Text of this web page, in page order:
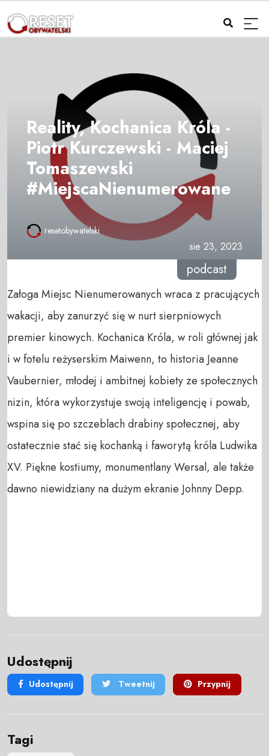
Reality, Kochanica Króla -
Piotr Kurczewski - Maciej
Tomaszewski
#MiejscaNienumerowane
resetobywatelski
sie 23, 2023
podcast
Załoga Miejsc Nienumerowanych wraca z pracujących
wakacji, aby zanurzyć się w nurt sierpniowych
premier kinowych. Kochanica Króla, w roli głównej jak
i w fotelu reżyserskim Maiwenn, to historia Jeanne
Vaubernier, młodej i ambitnej kobiety ze społecznych
nizin, która wykorzystuje swoją inteligencję i powab,
wspina się po szczeblach drabiny społecznej, aby
ostatecznie stać się kochanką i faworytą króla Ludwika
XV. Piękne kostiumy, monumentlany Wersal, ale także
dawno niewidziany na dużym ekranie Johnny Depp.
Udostępnij
Udostępnij Tweetnij Przypnij
Tagi